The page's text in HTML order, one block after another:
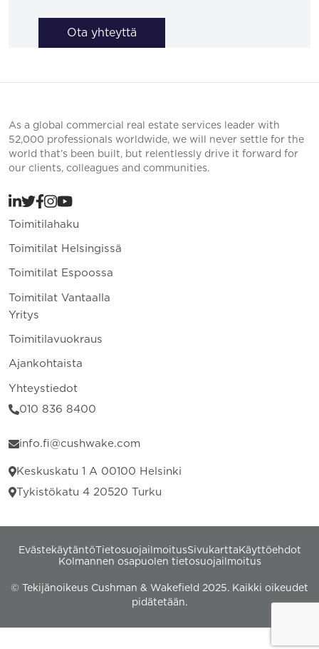
Ota yhteyttä
As a global commercial real estate services leader with
52,000 professionals worldwide, we will never settle for the
world that’s been built, but relentlessly drive it forward for
our clients, colleagues and communities.
Toimitilahaku
Toimitilat Helsingissä
Toimitilat Espoossa
Toimitilat Vantaalla
Yritys
Toimitilavuokraus
Ajankohtaista
Yhteystiedot
010 836 8400
info.fi@cushwake.com
Keskuskatu 1 A 00100 Helsinki
Tykistökatu 4 20520 Turku
EvästekäytäntöTietosuojailmoitusSivukartta Käyttöehdot
Kolmannen osapuolen tietosuojailmoitus
© Tekijänoikeus Cushman & Wakefield 2025. Kaikki oikeudet
pidätetään.